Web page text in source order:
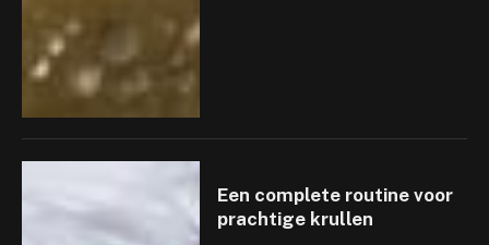
Een complete routine voor
prachtige krullen